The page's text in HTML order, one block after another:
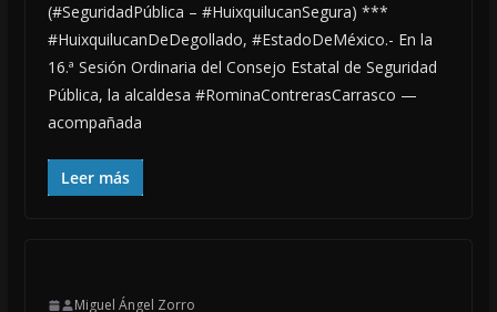
(#SeguridadPública – #HuixquilucanSegura) ***
#HuixquilucanDeDegollado, #EstadoDeMéxico.- En la
16.ª Sesión Ordinaria del Consejo Estatal de Seguridad
Pública, la alcaldesa #RominaContrerasCarrasco —
acompañada
Leer más
Miguel Ángel Zorro